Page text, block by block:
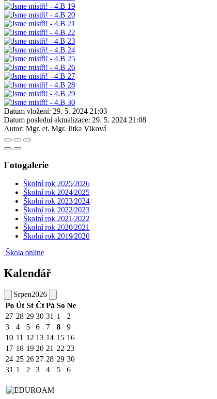
Datum vložení: 29. 5. 2024 21:03
Datum poslední aktualizace: 29. 5. 2024 21:08
Autor: Mgr. et. Mgr. Jitka Vlková
Fotogalerie
Školní rok 2025⁄2026
Školní rok 2024⁄2025
Školní rok 2023⁄2024
Školní rok 2022⁄2023
Školní rok 2021⁄2022
Školní rok 2020⁄2021
Školní rok 2019⁄2020
Škola online
Kalendář
Srpen2026
Po Út St Čt Pá So Ne
27 28 29 30 31 1
2
3
4 5 6 7 8
9
10 11 12 13 14 15 16
17 18 19 20 21 22 23
24 25 26 27 28 29 30
31 1 2 3 4 5 6